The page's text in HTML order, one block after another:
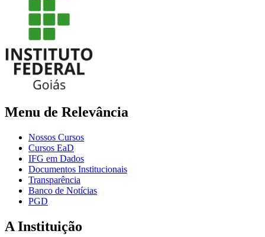
Menu de Relevância
Nossos Cursos
Cursos EaD
IFG em Dados
Documentos Institucionais
Transparência
Banco de Notícias
PGD
A Instituição